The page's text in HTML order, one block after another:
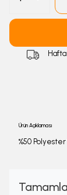
Ürün Açıklaması
%50 Polyester